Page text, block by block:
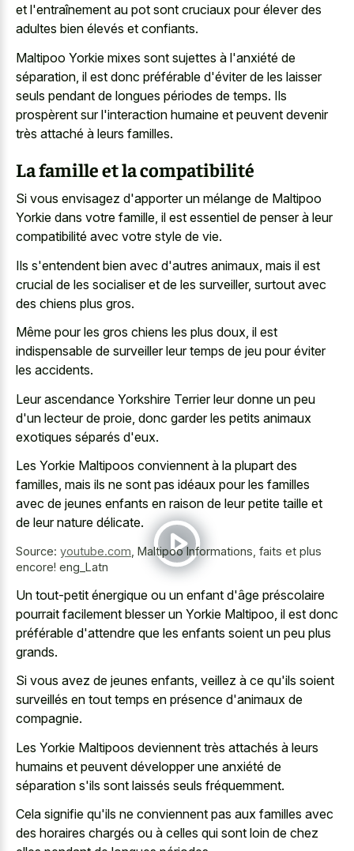
et l'entraînement au pot sont cruciaux pour élever des
adultes bien élevés et confiants.
Maltipoo Yorkie mixes sont sujettes à l'anxiété de
séparation, il est donc préférable d'éviter de les laisser
seuls pendant de longues périodes de temps. Ils
prospèrent sur l'interaction humaine et peuvent devenir
très attaché à leurs familles.
La famille et la compatibilité
Si vous envisagez d'apporter un mélange de Maltipoo
Yorkie dans votre famille, il est essentiel de penser à leur
compatibilité avec votre style de vie.
Ils s'entendent bien avec d'autres animaux, mais il est
crucial de les socialiser et de les surveiller, surtout avec
des chiens plus gros.
Même pour les gros chiens les plus doux, il est
indispensable de surveiller leur temps de jeu pour éviter
les accidents.
Leur ascendance Yorkshire Terrier leur donne un peu
d'un lecteur de proie, donc garder les petits animaux
exotiques séparés d'eux.
Les Yorkie Maltipoos conviennent à la plupart des
familles, mais ils ne sont pas idéaux pour les familles
avec de jeunes enfants en raison de leur petite taille et
de leur nature délicate.
Source: youtube.com Maltipoo Informations, faits et plus
encore! eng_Latn
Un tout-petit énergique ou un enfant d'âge préscolaire
pourrait facilement blesser un Yorkie Maltipoo, il est donc
préférable d'attendre que les enfants soient un peu plus
grands.
Si vous avez de jeunes enfants, veillez à ce qu'ils soient
surveillés en tout temps en présence d'animaux de
compagnie.
Les Yorkie Maltipoos deviennent très attachés à leurs
humains et peuvent développer une anxiété de
séparation s'ils sont laissés seuls fréquemment.
Cela signifie qu'ils ne conviennent pas aux familles avec
des horaires chargés ou à celles qui sont loin de chez